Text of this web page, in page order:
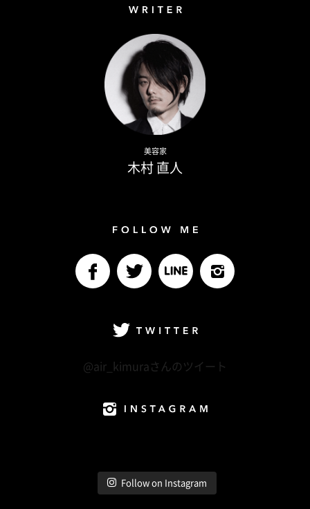
美容家
木村 直人
@air_kimuraさんのツイート
Follow on Instagram